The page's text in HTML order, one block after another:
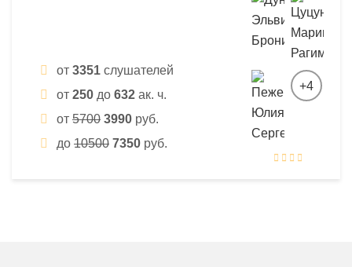
от 3351 слушателей
от 250 до 632 ак. ч.
от 5700 3990 руб.
до 10500 7350 руб.
+4